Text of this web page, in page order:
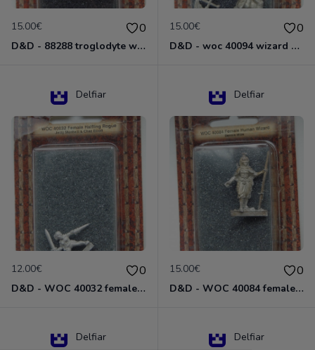
15.00€ 0
D&D - 88288 troglodyte with long Miniature - Donjons Dragons
15.00€ 0
D&D - woc 40094 wizard human male Miniature - Donjons Dragons
Delfiar
12.00€ 0
D&D - WOC 40032 female halfling rogue Miniature - Donjons Dragons
Delfiar
15.00€ 0
D&D - WOC 40084 female human wizard Miniature - Donjons Dragons
Delfiar Delfiar